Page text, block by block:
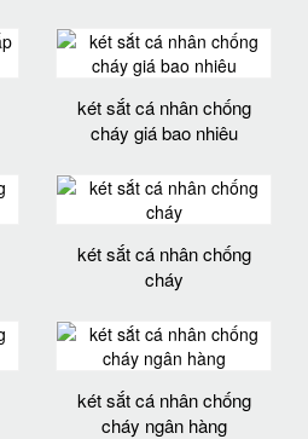
két sắt cá nhân chống
cháy giá bao nhiêu
két sắt cá nhân chống
cháy
két sắt cá nhân chống
cháy ngân hàng